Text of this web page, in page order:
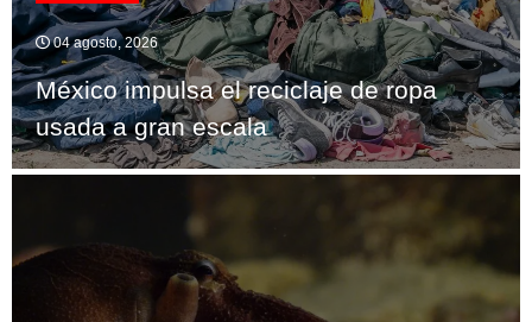
04 agosto, 2026
México impulsa el reciclaje de ropa
usada a gran escala